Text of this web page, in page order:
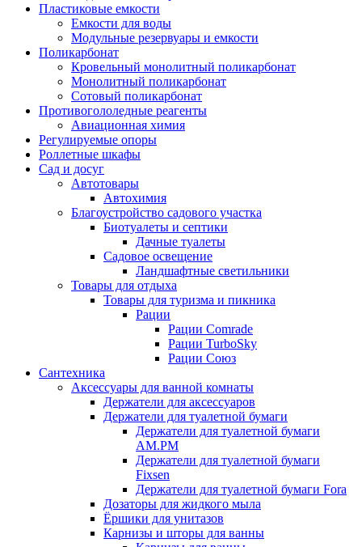
Пластиковые емкости
Емкости для воды
Модульные резервуары и емкости
Поликарбонат
Кровельный монолитный поликарбонат
Монолитный поликарбонат
Сотовый поликарбонат
Противогололедные реагенты
Авиационная химия
Регулируемые опоры
Роллетные шкафы
Сад и досуг
Автотовары
Автохимия
Благоустройство садового участка
Биотуалеты и септики
Дачные туалеты
Садовое освещение
Ландшафтные светильники
Товары для отдыха
Товары для туризма и пикника
Рации
Рации Comrade
Рации TurboSky
Рации Союз
Сантехника
Аксессуары для ванной комнаты
Держатели для аксессуаров
Держатели для туалетной бумаги
Держатели для туалетной бумаги
AM.PM
Держатели для туалетной бумаги
Fixsen
Держатели для туалетной бумаги Fora
Дозаторы для жидкого мыла
Ёршики для унитазов
Карнизы и шторы для ванны